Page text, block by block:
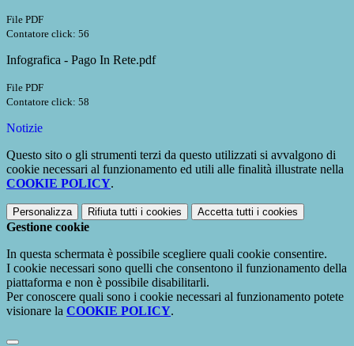
File PDF
Contatore click: 56
Infografica - Pago In Rete.pdf
File PDF
Contatore click: 58
Notizie
Questo sito o gli strumenti terzi da questo utilizzati si avvalgono di
cookie necessari al funzionamento ed utili alle finalità illustrate nella
COOKIE POLICY.
Personalizza Rifiuta tutti i cookies Accetta tutti i cookies
Gestione cookie
In questa schermata è possibile scegliere quali cookie consentire.
I cookie necessari sono quelli che consentono il funzionamento della
piattaforma e non è possibile disabilitarli.
Per conoscere quali sono i cookie necessari al funzionamento potete
visionare la COOKIE POLICY.